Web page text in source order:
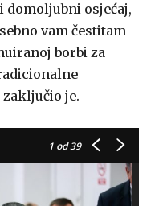
domoljubni osjećaj,
vam čestitam
borbi za
je.
1 od 39